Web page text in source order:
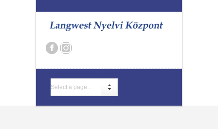
Select a page...